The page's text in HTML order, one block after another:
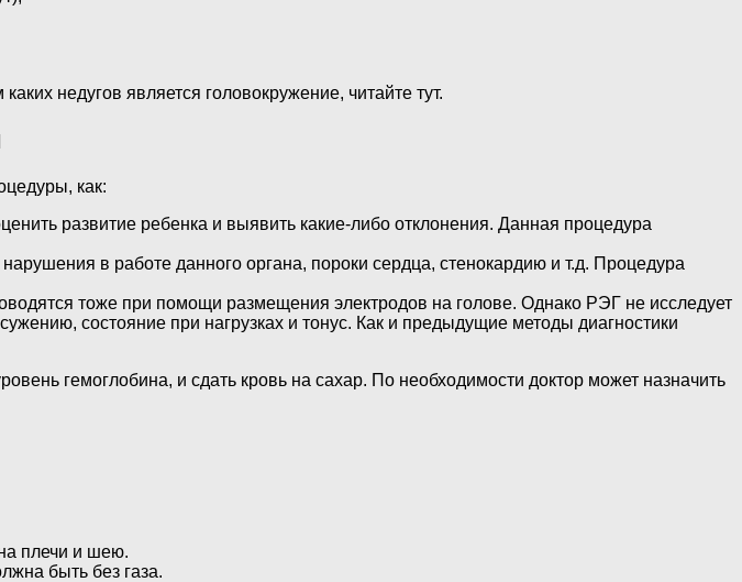
недугов является головокружение, читайте тут.
как:
развитие ребенка и выявить какие-либо отклонения. Данная процедура
в работе данного органа, пороки сердца, стенокардию и т.д. Процедура
тоже при помощи размещения электродов на голове. Однако РЭГ не исследует
состояние при нагрузках и тонус. Как и предыдущие методы диагностики
гемоглобина, и сдать кровь на сахар. По необходимости доктор может назначить
плечи и шею.
быть без газа.